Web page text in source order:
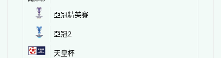
亞冠精英賽
亞冠2
天皇杯